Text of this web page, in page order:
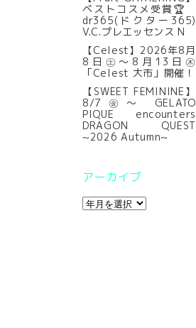
ベストコスメ受賞🏆
dr365(ドクター365)
V.C.プレエッセンス N
【Celest】2026年8月
8日㊏～8月13日㊍
「Celest 大市」開催！
【SWEET FEMININE】
8/7㊎～ GELATO
PIQUE encounters
DRAGON QUEST
~2026 Autumn~
アーカイブ